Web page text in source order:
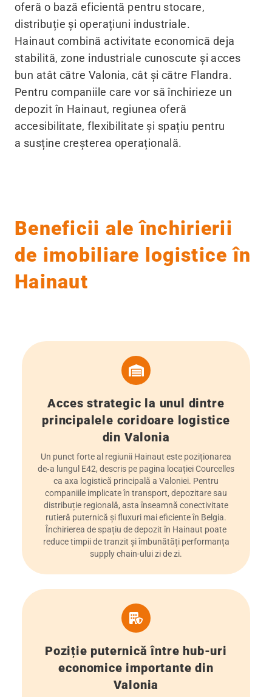
oferă o bază eficientă pentru stocare,
distribuție și operațiuni industriale.
Hainaut combină activitate economică deja
stabilită, zone industriale cunoscute și acces
bun atât către Valonia, cât și către Flandra.
Pentru companiile care vor să închirieze un
depozit în Hainaut, regiunea oferă
accesibilitate, flexibilitate și spațiu pentru
a susține creșterea operațională.
Beneficii ale închirierii
de imobiliare logistice în
Hainaut
Acces strategic la unul dintre
principalele coridoare logistice
din Valonia
Un punct forte al regiunii Hainaut este poziționarea
de‑a lungul E42, descris pe pagina locației Courcelles
ca axa logistică principală a Valoniei. Pentru
companiile implicate în transport, depozitare sau
distribuție regională, asta înseamnă conectivitate
rutieră puternică și fluxuri mai eficiente în Belgia.
Închirierea de spațiu de depozit în Hainaut poate
reduce timpii de tranzit și îmbunătăți performanța
supply chain-ului zi de zi.
Poziție puternică între hub-uri
economice importante din
Valonia